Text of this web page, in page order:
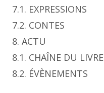
7.1. EXPRESSIONS
7.2. CONTES
8. ACTU
8.1. CHAÎNE DU LIVRE
8.2. ÉVÈNEMENTS